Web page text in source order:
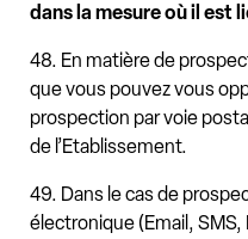
dans la mesure où il est
48. En matière de
que vous pouvez vous
prospection par voie
de l’Etablissement.
49. Dans le cas de
électronique (Email,